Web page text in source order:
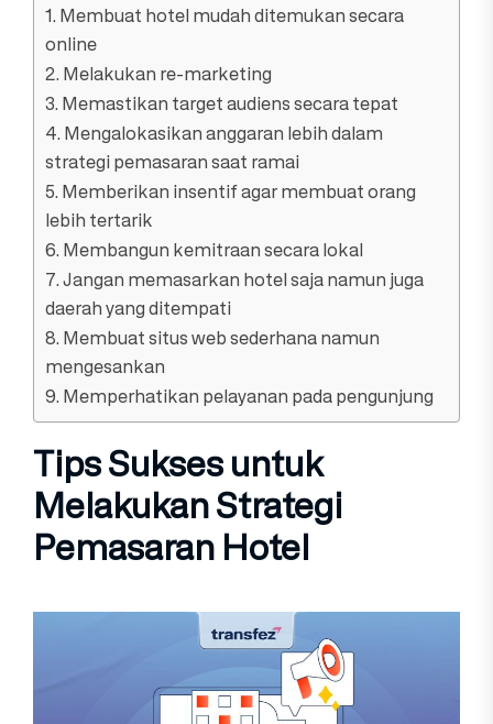
1. Membuat hotel mudah ditemukan secara
online
2. Melakukan re-marketing
3. Memastikan target audiens secara tepat
4. Mengalokasikan anggaran lebih dalam
strategi pemasaran saat ramai
5. Memberikan insentif agar membuat orang
lebih tertarik
6. Membangun kemitraan secara lokal
7. Jangan memasarkan hotel saja namun juga
daerah yang ditempati
8. Membuat situs web sederhana namun
mengesankan
9. Memperhatikan pelayanan pada pengunjung
Tips Sukses untuk
Melakukan Strategi
Pemasaran Hotel